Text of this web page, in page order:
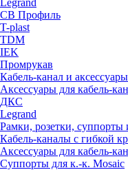
Legrand
СВ Профиль
T-plast
TDM
IEK
Промрукав
Кабель-канал и
Аксессуары для кабель-
ДКС
Legrand
Рамки, розетки, суппорты
Кабель-каналы с гибкой
Аксессуары для кабель-
Суппорты для к.-к. Mosaic